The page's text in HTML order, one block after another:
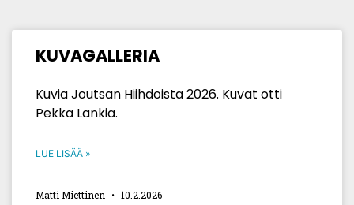
KUVAGALLERIA
Kuvia Joutsan Hiihdoista 2026. Kuvat otti
Pekka Lankia.
LUE LISÄÄ »
Matti Miettinen 10.2.2026